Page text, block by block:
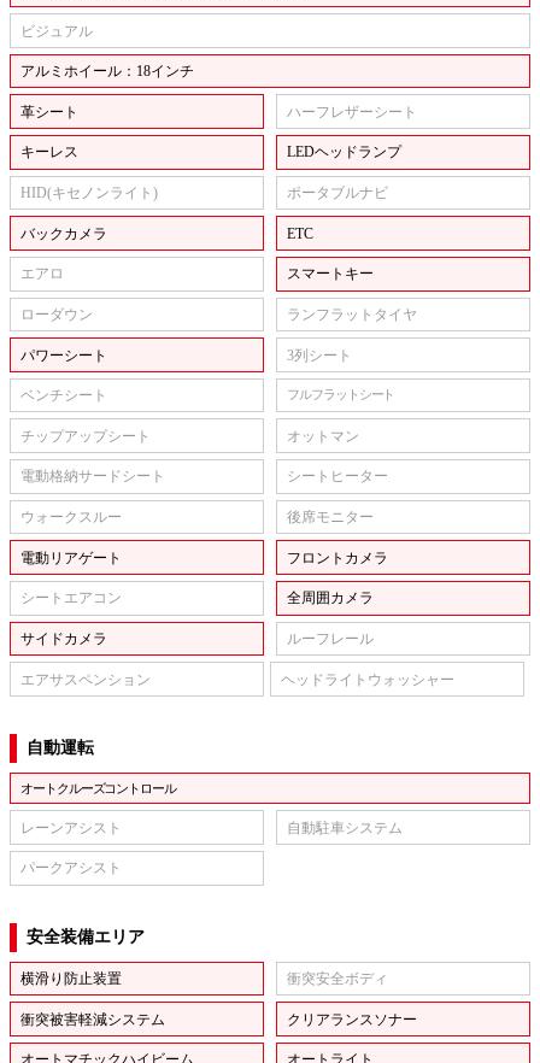
ビジュアル
アルミホイール：18インチ
革シート ハーフレザーシート
キーレス LEDヘッドランプ
HID(キセノンライト) ポータブルナビ
バックカメラ ETC
エアロ スマートキー
ローダウン ランフラットタイヤ
パワーシート 3列シート
ベンチシート フルフラットシート
チップアップシート オットマン
電動格納サードシート シートヒーター
ウォークスルー 後席モニター
電動リアゲート フロントカメラ
シートエアコン 全周囲カメラ
サイドカメラ ルーフレール
エアサスペンション ヘッドライトウォッシャー
自動運転
オートクルーズコントロール
レーンアシスト 自動駐車システム
パークアシスト
安全装備エリア
横滑り防止装置 衝突安全ボディ
衝突被害軽減システム クリアランスソナー